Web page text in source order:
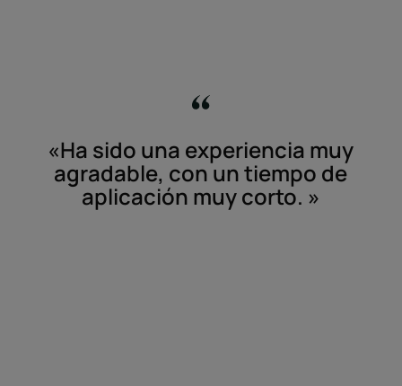
«Ha sido una experiencia muy
agradable, con un tiempo de
aplicación muy corto. »